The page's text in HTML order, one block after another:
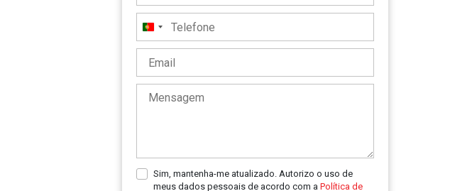
Portugal
+351
Sim, mantenha-me atualizado. Autorizo o uso de
meus dados pessoais de acordo com a Política de